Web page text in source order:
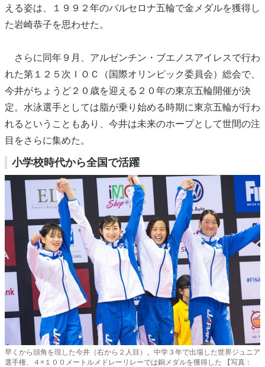
える姿は、１９９２年のバルセロナ五輪で金メダルを獲得し
た岩崎恭子を思わせた。
さらに同年９月、アルゼンチン・ブエノスアイレスで行わ
れた第１２５次ＩＯＣ（国際オリンピック委員会）総会で、
今井がちょうど２０歳を迎える２０年の東京五輪開催が決
定。水泳選手としては脂が乗り始める時期に東京五輪が行わ
れるということもあり、今井は未来のホープとして世間の注
目をさらに集めた。
小学校時代から全国で活躍
早くから頭角を現した今井（右から２人目）。中学３年で出場した世界ジュニア
選手権、４×１００メートルメドレーリレーでは銅メダルを獲得した 【写真：